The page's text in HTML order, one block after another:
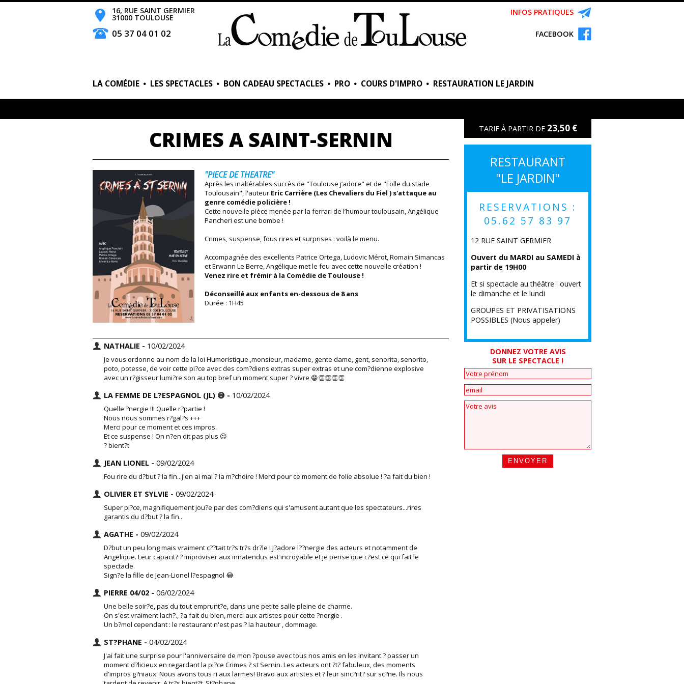
16, RUE SAINT GERMIER
31000 TOULOUSE
05 37 04 01 02
INFOS PRATIQUES
FACEBOOK
LA COMÉDIE LES SPECTACLES BON CADEAU SPECTACLES PRO COURS D'IMPRO RESTAURATION LE JARDIN
TARIF À PARTIR DE 23,50 €
RESTAURANT
"LE JARDIN"
RESERVATIONS :
05.62 57 83 97
12 RUE SAINT GERMIER
Ouvert du MARDI au SAMEDI à
partir de 19H00
Et si spectacle au théâtre : ouvert
le dimanche et le lundi
GROUPES ET PRIVATISATIONS
POSSIBLES (Nous appeler)
DONNEZ VOTRE AVIS
SUR LE SPECTACLE !
CRIMES A SAINT-SERNIN
"PIECE DE THEATRE"
Après les inaltérables succès de "Toulouse j’adore" et de "Folle du stade
Toulousain", l'auteur Eric Carrière (Les Chevaliers du Fiel ) s'attaque au
genre comédie policière !
Cette nouvelle pièce menée par la ferrari de l’humour toulousain, Angélique
Pancheri est une bombe !
Crimes, suspense, fous rires et surprises : voilà le menu.
Accompagnée des excellents Patrice Ortega, Ludovic Mérot, Romain Simancas
et Erwann Le Berre, Angélique met le feu avec cette nouvelle création !
Venez rire et frémir à la Comédie de Toulouse !
Déconseillé aux enfants en-dessous de 8 ans
Durée : 1H45
NATHALIE - 10/02/2024
Je vous ordonne au nom de la loi Humoristique.,monsieur, madame, gente dame, gent, senorita, senorito,
poto, potesse, de voir cette pi?ce avec des com?diens extras super extras et une com?dienne explosive
avec un r?gisseur lumi?re son au top bref un moment super ? vivre 😁👏👏👏👏
LA FEMME DE L?ESPAGNOL (JL) 😅 - 10/02/2024
Quelle ?nergie !!! Quelle r?partie !
Nous nous sommes r?gal?s +++
Merci pour ce moment et ces impros.
Et ce suspense ! On n?en dit pas plus 😉
? bient?t
JEAN LIONEL - 09/02/2024
Fou rire du d?but ? la fin...j'en ai mal ? la m?choire ! Merci pour ce moment de folie absolue ! ?a fait du bien !
OLIVIER ET SYLVIE - 09/02/2024
Super pi?ce, magnifiquement jou?e par des com?diens qui s'amusent autant que les spectateurs...rires
garantis du d?but ? la fin..
AGATHE - 09/02/2024
D?but un peu long mais vraiment c??tait tr?s tr?s dr?le ! J?adore l??nergie des acteurs et notamment de
Angelique. Leur capacit? ? improviser aux innatendus est incroyable et je pense que c?est ce qui fait le
spectacle.
Sign?e la fille de Jean-Lionel l?espagnol 😂
PIERRE 04/02 - 06/02/2024
Une belle soir?e, pas du tout emprunt?e, dans une petite salle pleine de charme.
On s'est vraiment lach?., ?a fait du bien, merci aux artistes pour cette ?nergie .
Un b?mol cependant : le restaurant n'est pas ? la hauteur , dommage.
ST?PHANE - 04/02/2024
J'ai fait une surprise pour l'anniversaire de mon ?pouse avec tous nos amis en les invitant ? passer un
moment d?licieux en regardant la pi?ce Crimes ? st Sernin. Les acteurs ont ?t? fabuleux, des moments
d'impros g?niaux. Nous avons tous ri aux larmes! Bravo aux artistes et ? leur sinc?rit? sur sc?ne. Ils nous